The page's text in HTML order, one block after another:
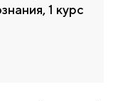
1 курс